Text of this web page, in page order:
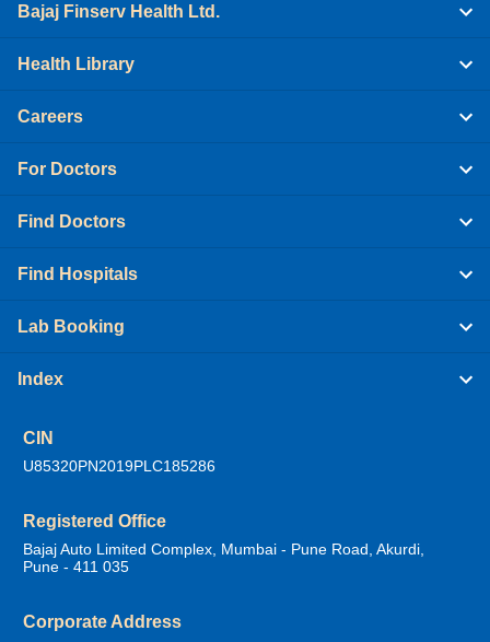
Bajaj Finserv Health Ltd.
Health Library
Careers
For Doctors
Find Doctors
Find Hospitals
Lab Booking
Index
CIN
U85320PN2019PLC185286
Registered Office
Bajaj Auto Limited Complex, Mumbai - Pune Road, Akurdi,
Pune - 411 035
Corporate Address